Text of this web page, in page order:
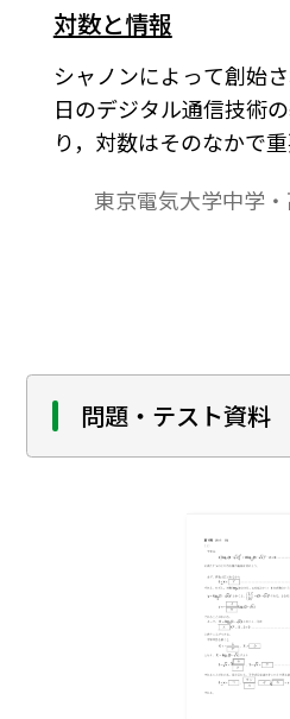
対数と情報
シャノンによって創始
日のデジタル通信技術
り，対数はそのなかで
れている。
東京電気大学中学
問題・テスト資料